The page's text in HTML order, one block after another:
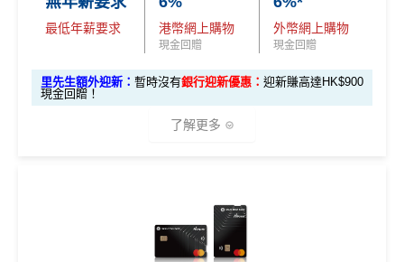
最低年薪要求 港幣網上購物
現金回贈
外幣網上購物
現金回贈
里先生額外迎新： 暫時沒有銀行迎新優惠： 迎新賺高達HK$900
現金回贈！
了解更多
購卡回贈率最有競爭力嘅卡之一。呢張卡喺日本簽賬仲有
3%回贈🇯🇵！對鐘意去日本旅行嘅你嚟講，絕對係慳錢
AEON WAKUWAKU信用卡